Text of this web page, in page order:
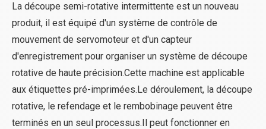
La découpe semi-rotative intermittente est un nouveau
produit, il est équipé d'un système de contrôle de
mouvement de servomoteur et d'un capteur
d'enregistrement pour organiser un système de découpe
rotative de haute précision.Cette machine est applicable
aux étiquettes pré-imprimées.Le déroulement, la découpe
rotative, le refendage et le rembobinage peuvent être
terminés en un seul processus.Il peut fonctionner en